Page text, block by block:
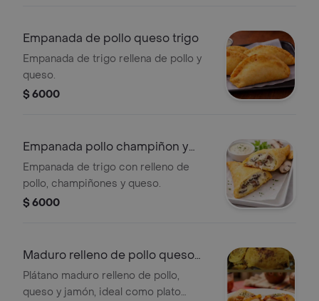
Empanada de pollo queso trigo
Empanada de trigo rellena de pollo y
queso.
$ 6000
Empanada pollo champiñon y
queso trigo
Empanada de trigo con relleno de
pollo, champiñones y queso.
$ 6000
Maduro relleno de pollo queso
jamón
Plátano maduro relleno de pollo,
queso y jamón, ideal como plato